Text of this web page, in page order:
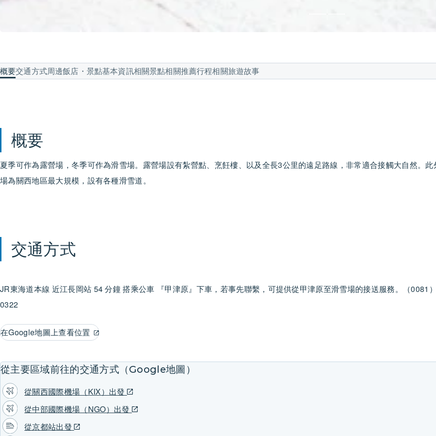
概要交通方式周邊飯店・景點基本資訊相關景點相關推薦行程相關旅遊故事
概要
夏季可作為露營場，冬季可作為滑雪場。露營場設有紮營點、烹飪樓、以及全長3公里的遠足路線，非常適合接觸大自然。此
場為關西地區最大規模，設有各種滑雪道。
交通方式
JR東海道本線 近江長岡站 54 分鐘 搭乘公車
『甲津原』下車，若事先聯繫，可提供從甲津原至滑雪場的接送服務。（0081
0322
在Google地圖上查看位置
從主要區域前往的交通方式（Google地圖）
從關西國際機場（KIX）出發
從中部國際機場（NGO）出發
從京都站出發